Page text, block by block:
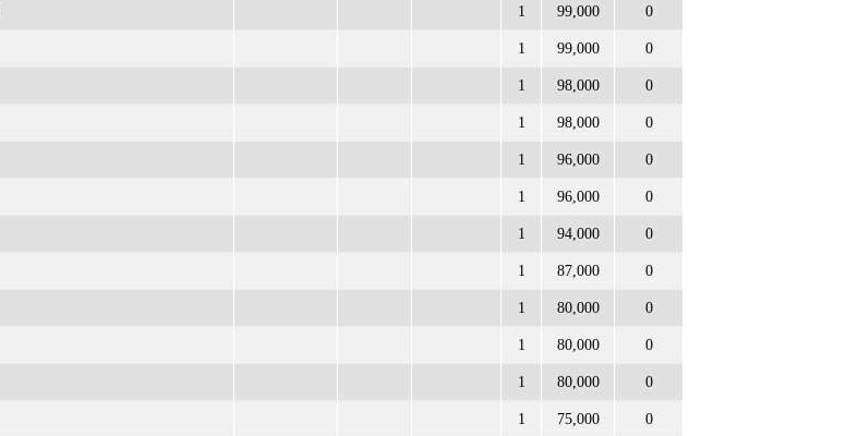
1 99,000 0
1 99,000 0
1 98,000 0
1 98,000 0
1 96,000 0
1 96,000 0
1 94,000 0
1 87,000 0
1 80,000 0
1 80,000 0
1 80,000 0
1 75,000 0